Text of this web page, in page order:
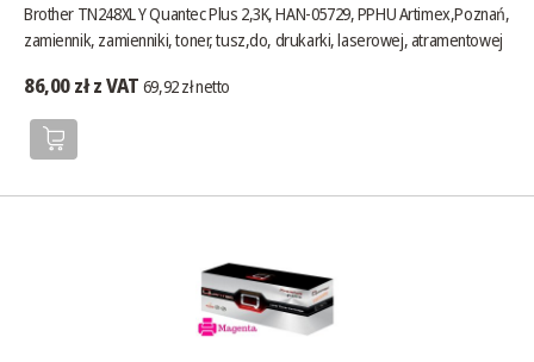
Brother TN248XL Y Quantec Plus 2,3K, HAN-05729, PPHU Artimex,Poznań,
zamiennik, zamienniki, toner, tusz,do, drukarki, laserowej, atramentowej
86,00 zł z VAT 69,92 zł netto